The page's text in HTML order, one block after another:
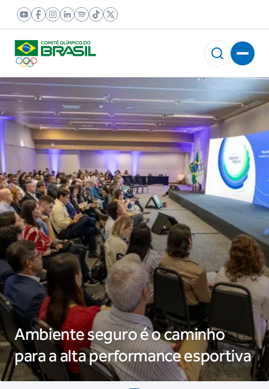
Ambiente seguro é o caminho
para a alta performance esportiva